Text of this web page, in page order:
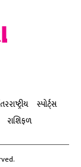
સ્પોર્ટ્સ
રાશિફળ